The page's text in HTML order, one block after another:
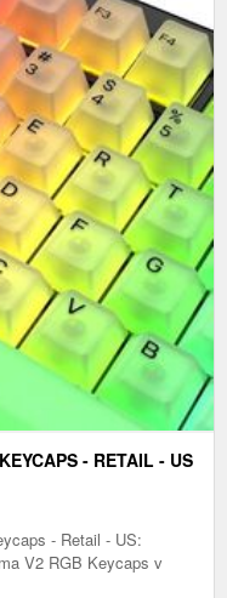
- RETAIL - US
- Retail - US:
V2 RGB Keycaps v